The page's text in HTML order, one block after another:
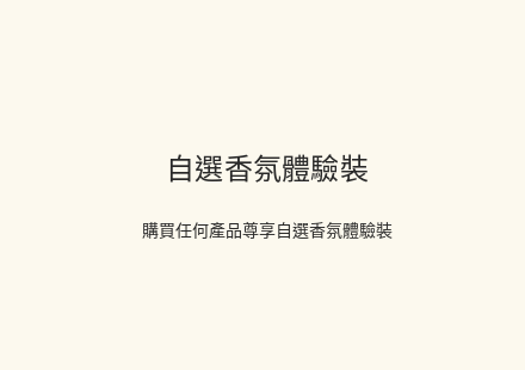
自選香氛體驗裝
購買任何產品尊享自選香氛體驗裝